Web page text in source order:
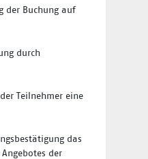
der Buchung auf
durch
Teilnehmer eine
das
der